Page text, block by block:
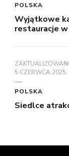
POLSKA
Wyjątkowe
restauracje
5 CZERWCA 2025
POLSKA
Siedlce